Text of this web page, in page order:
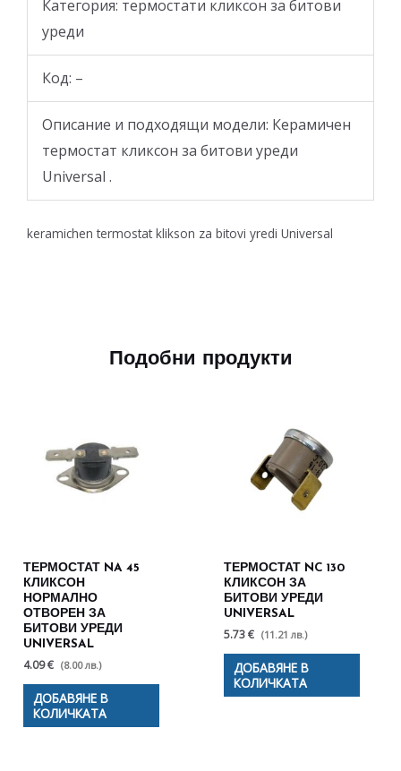
Категория: термостати кликсон за битови
уреди
Код: –
Описание и подходящи модели: Керамичен
термостат кликсон за битови уреди
Universal .
keramichen termostat klikson za bitovi yredi Universal
Подобни продукти
ТЕРМОСТАТ NA 45
КЛИКСОН
НОРМАЛНО
ОТВОРЕН ЗА
БИТОВИ УРЕДИ
UNIVERSAL
4.09 € (8.00 лв.)
ДОБАВЯНЕ В
КОЛИЧКАТА
ТЕРМОСТАТ NC 130
КЛИКСОН ЗА
БИТОВИ УРЕДИ
UNIVERSAL
5.73 € (11.21 лв.)
ДОБАВЯНЕ В
КОЛИЧКАТА